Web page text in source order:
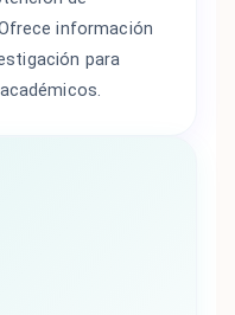
información
para